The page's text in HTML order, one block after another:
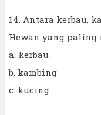
14. Antara kerbau,
Hewan yang paling
a. kerbau
b. kambing
c. kucing